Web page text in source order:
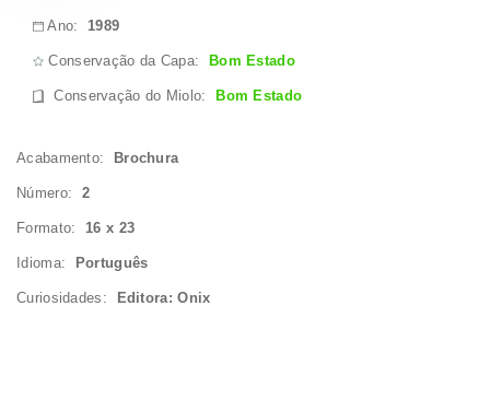
Ano: 1989
Conservação da Capa: Bom Estado
Conservação do Miolo:Bom Estado
Acabamento: Brochura
Número: 2
Formato: 16 x 23
Idioma: Português
Curiosidades: Editora: Onix